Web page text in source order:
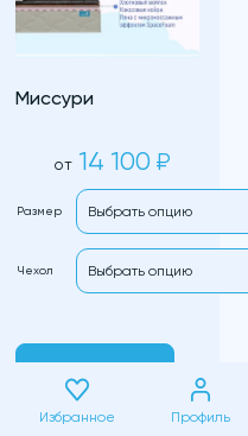
Миссури
от 14 100 ₽
Размер
Чехол
В корзину
Избранное Профиль